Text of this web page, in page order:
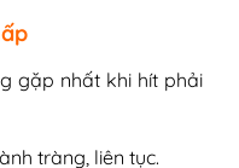
gặp nhất khi hít phải
tràng, liên tục.